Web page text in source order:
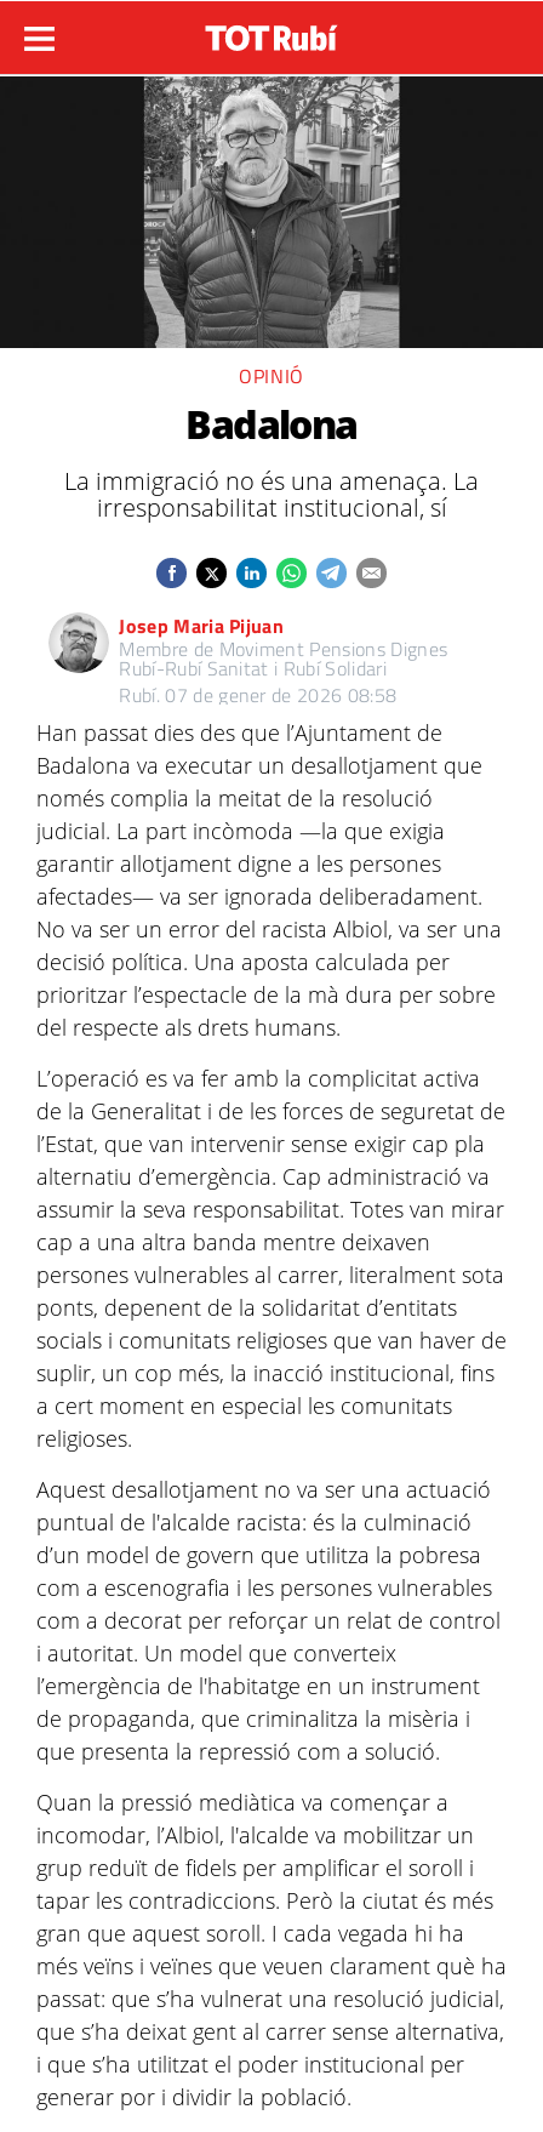
OPINIÓ
Badalona
La immigració no és una amenaça. La
irresponsabilitat institucional, sí
Josep Maria Pijuan
Membre de Moviment Pensions Dignes
Rubí-Rubí Sanitat i Rubí Solidari
Rubí. 07 de gener de 2026 08:58
Han passat dies des que l’Ajuntament de
Badalona va executar un desallotjament que
només complia la meitat de la resolució
judicial. La part incòmoda —la que exigia
garantir allotjament digne a les persones
afectades— va ser ignorada deliberadament.
No va ser un error del racista Albiol, va ser una
decisió política. Una aposta calculada per
prioritzar l’espectacle de la mà dura per sobre
del respecte als drets humans.
L’operació es va fer amb la complicitat activa
de la Generalitat i de les forces de seguretat de
l’Estat, que van intervenir sense exigir cap pla
alternatiu d’emergència. Cap administració va
assumir la seva responsabilitat. Totes van mirar
cap a una altra banda mentre deixaven
persones vulnerables al carrer, literalment sota
ponts, depenent de la solidaritat d’entitats
socials i comunitats religioses que van haver de
suplir, un cop més, la inacció institucional, fins
a cert moment en especial les comunitats
religioses.
Aquest desallotjament no va ser una actuació
puntual de l'alcalde racista: és la culminació
d’un model de govern que utilitza la pobresa
com a escenografia i les persones vulnerables
com a decorat per reforçar un relat de control
i autoritat. Un model que converteix
l’emergència de l'habitatge en un instrument
de propaganda, que criminalitza la misèria i
que presenta la repressió com a solució.
Quan la pressió mediàtica va començar a
incomodar, l’Albiol, l'alcalde va mobilitzar un
grup reduït de fidels per amplificar el soroll i
tapar les contradiccions. Però la ciutat és més
gran que aquest soroll. I cada vegada hi ha
més veïns i veïnes que veuen clarament què ha
passat: que s’ha vulnerat una resolució judicial,
que s’ha deixat gent al carrer sense alternativa,
i que s’ha utilitzat el poder institucional per
generar por i dividir la població.